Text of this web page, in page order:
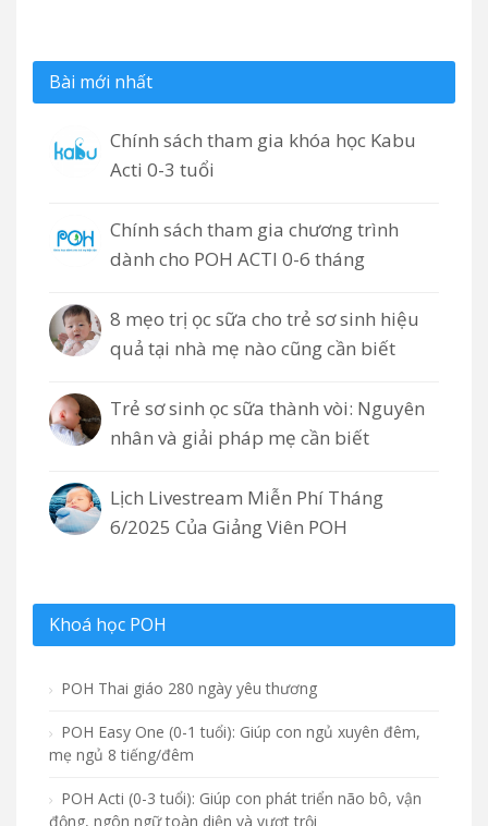
Bài mới nhất
Chính sách tham gia khóa học Kabu
Acti 0-3 tuổi
Chính sách tham gia chương trình
dành cho POH ACTI 0-6 tháng
8 mẹo trị ọc sữa cho trẻ sơ sinh hiệu
quả tại nhà mẹ nào cũng cần biết
Trẻ sơ sinh ọc sữa thành vòi: Nguyên
nhân và giải pháp mẹ cần biết
Lịch Livestream Miễn Phí Tháng
6/2025 Của Giảng Viên POH
Khoá học POH
POH Thai giáo 280 ngày yêu thương
POH Easy One (0-1 tuổi): Giúp con ngủ xuyên đêm,
mẹ ngủ 8 tiếng/đêm
POH Acti (0-3 tuổi): Giúp con phát triển não bô, vận
động, ngôn ngữ toàn diện và vượt trội